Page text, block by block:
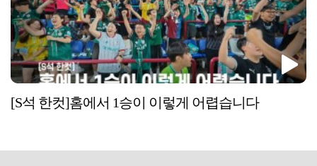
[S석 한컷]홈에서 1승이 이렇게 어렵습니다